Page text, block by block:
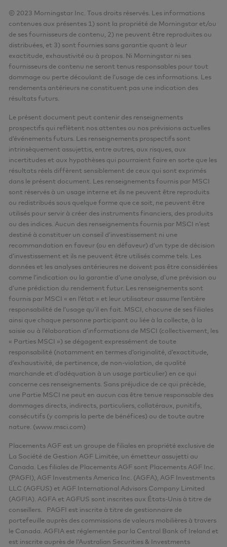
© 2023 Morningstar Inc. Tous droits réservés. Les informations
contenues aux présentes 1) sont la propriété de Morningstar et/ou
de ses fournisseurs de contenu, 2) ne peuvent être reproduites ou
distribuées, et 3) sont fournies sans garantie quant à leur
exactitude, exhaustivité ou à propos. Ni Morningstar ni ses
fournisseurs de contenu ne seront tenus responsables pour tout
dommage ou perte découlant de l’usage de ces informations. Les
rendements antérieurs ne constituent pas une indication des
résultats futurs.
Le présent document peut contenir des renseignements
prospectifs qui reflètent nos attentes ou nos prévisions actuelles
d’événements futurs. Les renseignements prospectifs sont
intrinsèquement assujettis, entre autres, aux risques, aux
incertitudes et aux hypothèses qui pourraient faire en sorte que les
résultats réels diffèrent sensiblement de ceux qui sont exprimés
dans le présent document. Les renseignements fournis par MSCI
sont réservés à un usage interne et ils ne peuvent être reproduits
ou redistribués sous quelque forme que ce soit, ne peuvent être
utilisés pour servir à créer des instruments financiers, des produits
ou des indices. Aucun des renseignements fournis par MSCI n’est
destiné à constituer un conseil d’investissement ni une
recommandation en faveur (ou en défaveur) d’un type de décision
d’investissement et ils ne peuvent être utilisés comme tels. Les
données et les analyses antérieures ne doivent pas être considérées
comme l’indication ou la garantie d’une analyse, d’une prévision ou
d’une prédiction du rendement futur. Les renseignements sont
fournis par MSCI « en l’état » et leur utilisateur assume l’entière
responsabilité de l’usage qu’il en fait. MSCI, chacune de ses filiales
ainsi que chaque personne participant ou liée à la collecte, à la
saisie ou à l’élaboration d’informations de MSCI (collectivement, les
« Parties MSCI ») se dégagent expressément de toute
responsabilité (notamment en termes d’originalité, d’exactitude,
d’exhaustivité, de pertinence, de non-violation, de qualité
marchande et d’adéquation à un usage particulier) en ce qui
concerne ces renseignements. Sans préjudice de ce qui précède,
une Partie MSCI ne peut en aucun cas être tenue responsable des
dommages directs, indirects, particuliers, collatéraux, punitifs,
consécutifs (y compris la perte de bénéfices) ou de toute autre
nature. (www.msci.com)
Placements AGF est un groupe de filiales en propriété exclusive de
La Société de Gestion AGF Limitée, un émetteur assujetti au
Canada. Les filiales de Placements AGF sont Placements AGF Inc.
(PAGFI), AGF Investments America Inc. (AGFA), AGF Investments
LLC (AGFUS) et AGF International Advisors Company Limited
(AGFIA). AGFA et AGFUS sont inscrites aux États-Unis à titre de
conseillers. PAGFI est inscrite à titre de gestionnaire de
portefeuille auprès des commissions de valeurs mobilières à travers
le Canada. AGFIA est réglementée par la Central Bank of Ireland et
est inscrite auprès de l’Australian Securities & Investments